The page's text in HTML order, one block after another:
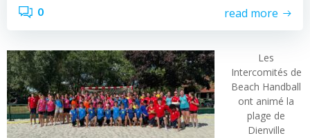
0 read more
Les
Intercomités de
Beach Handball
ont animé la
plage de
Dienville